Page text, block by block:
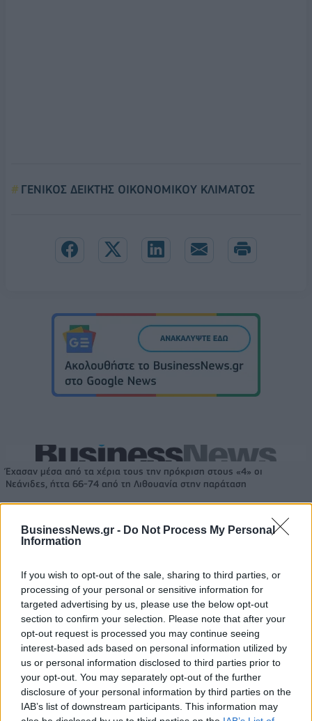
BusinessNews.gr - Do Not Process My Personal
Information
If you wish to opt-out of the sale, sharing to third parties, or
processing of your personal or sensitive information for
targeted advertising by us, please use the below opt-out
section to confirm your selection. Please note that after your
opt-out request is processed you may continue seeing
interest-based ads based on personal information utilized by
us or personal information disclosed to third parties prior to
your opt-out. You may separately opt-out of the further
disclosure of your personal information by third parties on the
IAB’s list of downstream participants. This information may
ΓΕΝΙΚΟΣ ΔΕΙΚΤΗΣ ΟΙΚΟΝΟΜΙΚΟΥ ΚΛΙΜΑΤΟΣ
Έχασαν μέσα από τα χέρια τους την πρόκριση στους «4» οι
Νεάνιδες, ήττα 66-74 από τη Λιθουανία στην παράταση
Ο Ένες Καντέρ θέλει να
South Ring Mall έναντι 49,35
εκατ. ευρώ
Β.Σ. Καρούλιας: Τζίρος 98,7 εκατ. ευρώ και αύξηση κερδών 57% - Τα
νέα στοιχήματα σε low & non alcohol
Media: Με ενίσχυση 8 εκατ.